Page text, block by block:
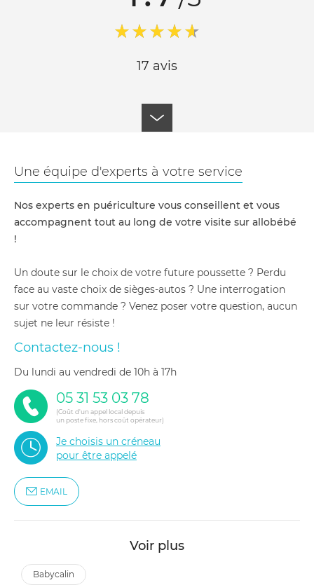
17 avis
Une équipe d'experts à votre service
Nos experts en puériculture vous conseillent et vous
accompagnent tout au long de votre visite sur allobébé
!
Un doute sur le choix de votre future poussette ? Perdu
face au vaste choix de sièges-autos ? Une interrogation
sur votre commande ? Venez poser votre question, aucun
sujet ne leur résiste !
Contactez-nous !
du lundi au vendredi de 10h à 17h
05 31 53 03 78
(Coût d'un appel local depuis
un poste fixe, hors coût opérateur)
Je choisis un créneau
pour être appelé
EMAIL
Voir plus
babycalin